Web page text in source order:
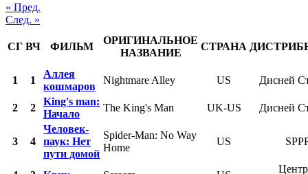
« Пред.
След. »
СГ ВЧ ФИЛЬМ
ОРИГИНАЛЬНОЕ
НАЗВАНИЕ
СТРАНА
1 1
Аллея
кошмаров
Nightmare Alley US Дисней
2 2
King's man:
Начало
The King's Man UK-US Дисней
3 4
Человек-
паук: Нет
пути домой
Spider-Man: No Way
Home
US